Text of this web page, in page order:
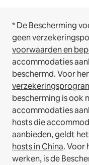
* De Bescherming
geen
voorwaarden en
accommodaties
beschermd. Voor
bescherming is ook
accommodaties
hosts die
aanbieden, geldt het
hosts in China.Voor
werken, is de